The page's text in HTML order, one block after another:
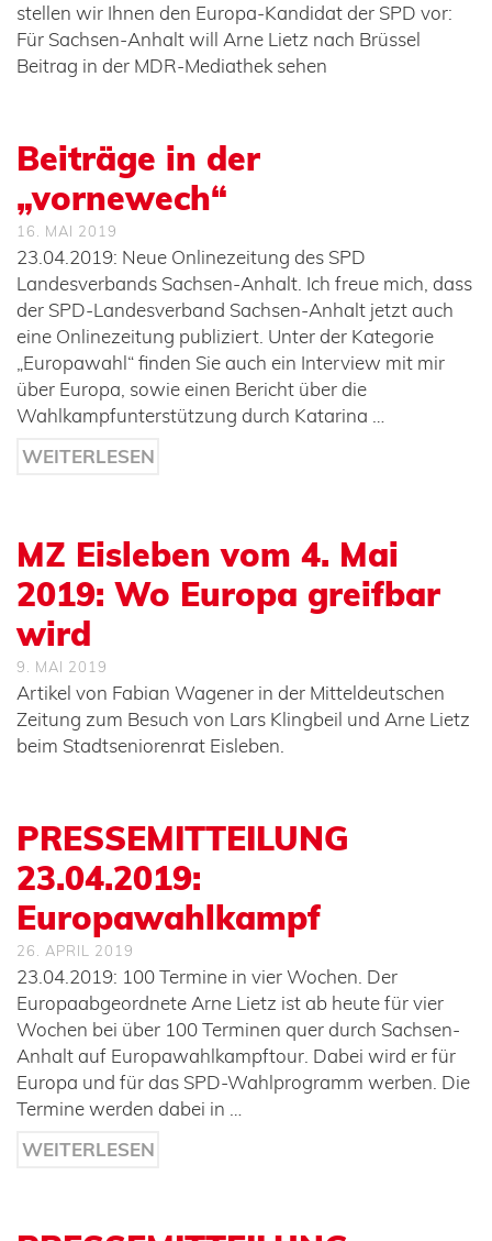
stellen wir Ihnen den Europa-Kandidat der SPD vor:
Für Sachsen-Anhalt will Arne Lietz nach Brüssel
Beitrag in der MDR-Mediathek sehen
Beiträge in der
„vornewech“
16. MAI 2019
23.04.2019: Neue Onlinezeitung des SPD
Landesverbands Sachsen-Anhalt. Ich freue mich, dass
der SPD-Landesverband Sachsen-Anhalt jetzt auch
eine Onlinezeitung publiziert. Unter der Kategorie
„Europawahl“ finden Sie auch ein Interview mit mir
über Europa, sowie einen Bericht über die
Wahlkampfunterstützung durch Katarina …
WEITERLESEN
MZ Eisleben vom 4. Mai
2019: Wo Europa greifbar
wird
9. MAI 2019
Artikel von Fabian Wagener in der Mitteldeutschen
Zeitung zum Besuch von Lars Klingbeil und Arne Lietz
beim Stadtseniorenrat Eisleben.
PRESSEMITTEILUNG
23.04.2019:
Europawahlkampf
26. APRIL 2019
23.04.2019: 100 Termine in vier Wochen. Der
Europaabgeordnete Arne Lietz ist ab heute für vier
Wochen bei über 100 Terminen quer durch Sachsen-
Anhalt auf Europawahlkampftour. Dabei wird er für
Europa und für das SPD-Wahlprogramm werben. Die
Termine werden dabei in …
WEITERLESEN